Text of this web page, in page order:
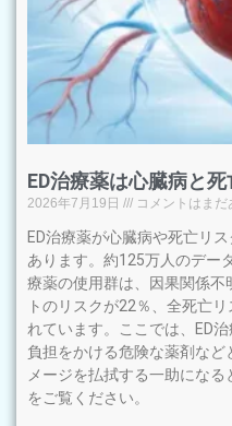
ED治療薬は心臓病と
2026年7月19日 コメントはまだ
ED治療薬が心臓病や死亡リ
あります。約125万人のデー
療薬の使用群は、因果関係
トのリスクが22％、全死亡
れています。ここでは、ED
負担をかける危険な薬剤な
メージを払拭する一助にな
をご覧ください。